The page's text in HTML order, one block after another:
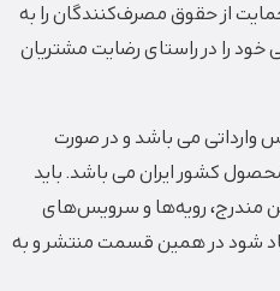
از حقوق مصرف‌کنند‌گان را به
را در راستای رضایت مشتریان
وارداتی می باشد و در صورت
کشور ایران می باشد. باید
مندرج، رویه‏‌ها و سرویس‏‌های
شود در همین قسمت منتشر و به